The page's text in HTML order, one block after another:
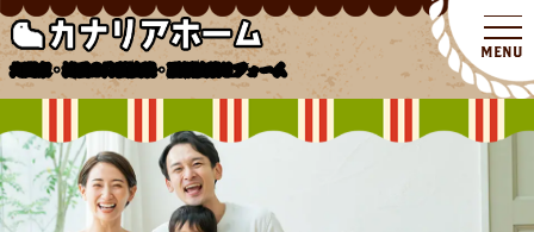
北関東・埼玉の外壁塗装・屋根塗装リフォーム